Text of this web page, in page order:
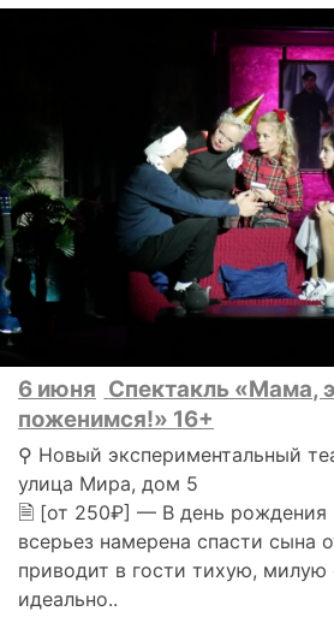
6 июня Спектакль «Мама,
поженимся!» 16+
⚲ Новый экспериментальный
улица Мира, дом 5
🗎 [от 250₽] — В день рождения
всерьез намерена спасти сына
приводит в гости тихую, милую
идеально..